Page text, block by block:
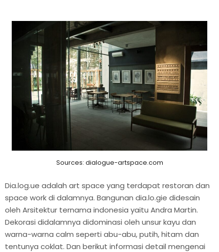
Sources: dialogue-artspace.com
Dia.log.ue adalah art space yang terdapat restoran dan
space work di dalamnya. Bangunan dia.lo.gie didesain
oleh Arsitektur ternama indonesia yaitu Andra Martin.
Dekorasi didalamnya didominasi oleh unsur kayu dan
warna-warna calm seperti abu-abu, putih, hitam dan
tentunya coklat. Dan berikut informasi detail mengenai